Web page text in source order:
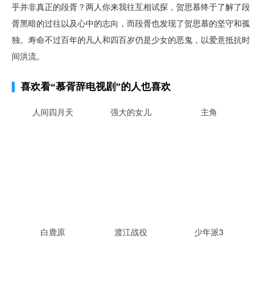
乎并非真正的段胥？两人你来我往互相试探，贺思慕终于了解了段
胥黑暗的过往以及心中的志向，而段胥也发现了贺思慕的坚守和孤
独。寿命不过百年的凡人和四百岁仍是少女的恶鬼，以爱意抵抗时
间洪流。
喜欢看“慕胥辞电视剧”的人也喜欢
人间四月天 强大的女儿 主角
白鹿原 渡江战役 少年派3